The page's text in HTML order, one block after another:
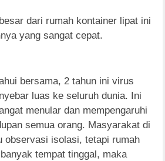
dari rumah kontainer lipat ini
yang sangat cepat.
bersama, 2 tahun ini virus
luas ke seluruh dunia. Ini
menular dan mempengaruhi
semua orang. Masyarakat di
observasi isolasi, tetapi rumah
tempat tinggal, maka